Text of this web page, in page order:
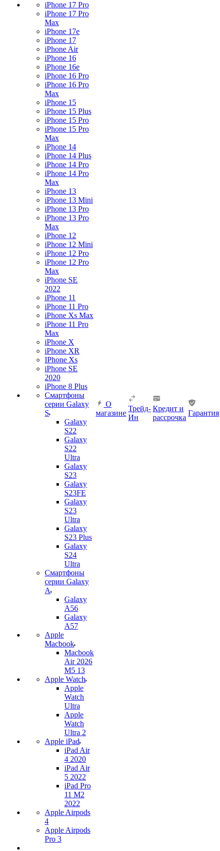
iPhone 17 Pro
iPhone 17 Pro
Max
iPhone 17e
iPhone 17
iPhone Air
iPhone 16
iPhone 16e
iPhone 16 Pro
iPhone 16 Pro
Max
iPhone 15
iPhone 15 Plus
iPhone 15 Pro
iPhone 15 Pro
Max
iPhone 14
iPhone 14 Plus
iPhone 14 Pro
iPhone 14 Pro
Max
iPhone 13
iPhone 13 Mini
iPhone 13 Pro
iPhone 13 Pro
Max
iPhone 12
iPhone 12 Mini
iPhone 12 Pro
iPhone 12 Pro
Max
iPhone SE
2022
iPhone 11
iPhone 11 Pro
iPhone Xs Max
iPhone 11 Pro
Max
iPhone X
iPhone XR
IPhone Xs
iPhone SE
2020
iPhone 8 Plus
Смартфоны
серии Galaxy
S
Galaxy
S22
Galaxy
S22
Ultra
Galaxy
S23
Galaxy
S23FE
Galaxy
S23
Ultra
Galaxy
S23 Plus
Galaxy
S24
Ultra
Смартфоны
серии Galaxy
A
Galaxy
A56
Galaxy
A57
Apple
Macbook
Macbook
Air 2026
M5 13
Apple Watch
Apple
Watch
Ultra
Apple
Watch
Ultra 2
Apple iPad
iPad Air
4 2020
iPad Air
5 2022
iPad Pro
11 M2
2022
Apple Airpods
4
Apple Airpods
Pro 3
О
магазине
Трейд-
Ин
Кредит и
рассрочка
Гарантия